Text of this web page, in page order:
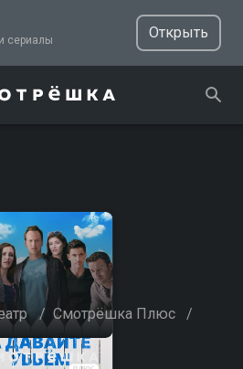
ТВ, фильмы и сериалы
Открыть
/ Смотрёшка Плюс /